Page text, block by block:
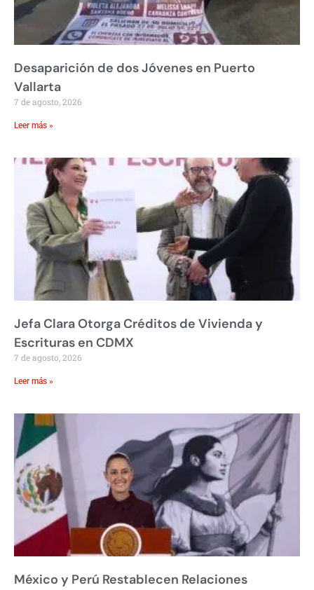
Desaparición de dos Jóvenes en Puerto
Vallarta
7 de agosto, 2026
Leer más »
Jefa Clara Otorga Créditos de Vivienda y
Escrituras en CDMX
7 de agosto, 2026
Leer más »
México y Perú Restablecen Relaciones